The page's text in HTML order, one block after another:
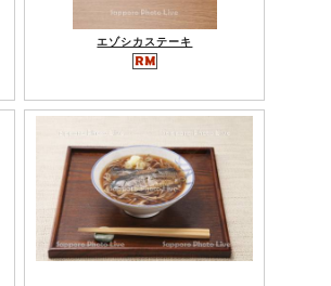
エゾシカステーキ